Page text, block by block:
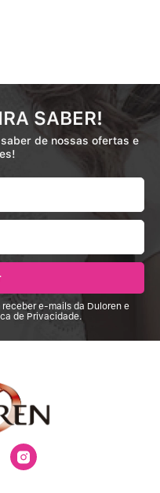
SABER!
de nossas ofertas e
e-mails da Duloren e
de Privacidade.